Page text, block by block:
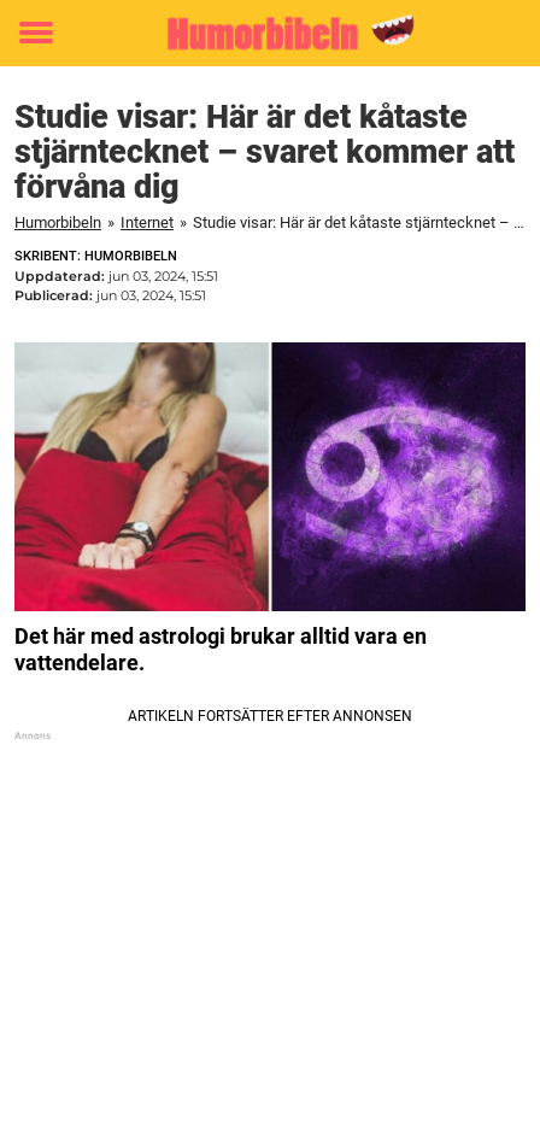
Toggle
Studie visar: Här är det kåtaste
stjärntecknet – svaret kommer att
förvåna dig
Humorbibeln » Internet » Studie visar: Här är det kåtaste stjärntecknet – svaret kommer att förvåna dig
SKRIBENT: HUMORBIBELN
Uppdaterad: jun 03, 2024, 15:51
Publicerad: jun 03, 2024, 15:51
Det här med astrologi brukar alltid vara en
vattendelare.